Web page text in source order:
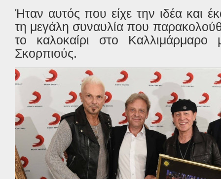
Ήταν αυτός που είχε την ιδέα και
τη μεγάλη συναυλία που
το καλοκαίρι στο Καλλιμάρμαρο
Σκορπιούς.